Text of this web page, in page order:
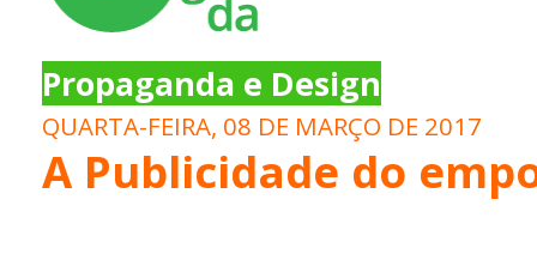
Propaganda e Design
QUARTA-FEIRA, 08 DE MARÇO DE 2017
A Publicidade do